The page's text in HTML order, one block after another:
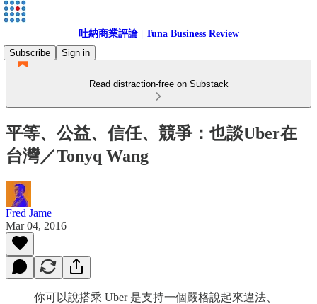
吐納商業評論 | Tuna Business Review
Subscribe
Sign in
Read distraction-free on Substack
平等、公益、信任、競爭：也談Uber在
台灣／Tonyq Wang
Fred Jame
Mar 04, 2016
你可以說搭乘 Uber 是支持一個嚴格說起來違法、